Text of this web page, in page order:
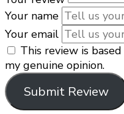
Your name
Your email
This review is
my genuine opinion.
Submit Review